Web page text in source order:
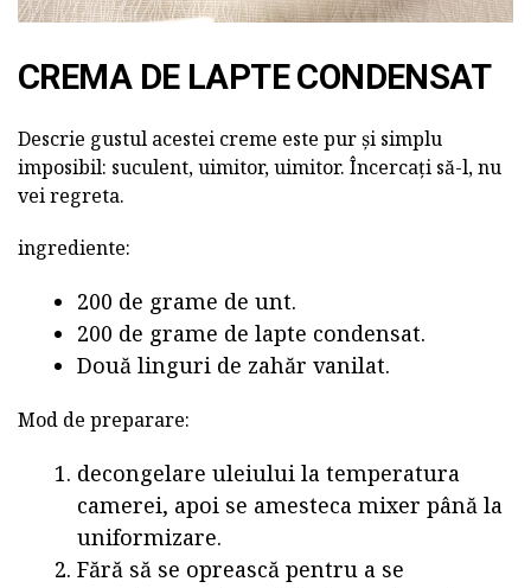
CREMA DE LAPTE CONDENSAT
Descrie gustul acestei creme este pur și simplu
imposibil: suculent, uimitor, uimitor. Încercați să-l, nu
vei regreta.
ingrediente:
200 de grame de unt.
200 de grame de lapte condensat.
Două linguri de zahăr vanilat.
Mod de preparare:
decongelare uleiului la temperatura
camerei, apoi se amesteca mixer până la
uniformizare.
Fără să se oprească pentru a se